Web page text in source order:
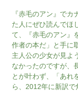
『赤毛のアン』で
た人にぜひ読んでほ
て、『赤毛のアン』
作者の本だ」と手に
主人公の少女が見よ
なかったのですが、
とが叶わず、「あれ
ら、2012年に新訳